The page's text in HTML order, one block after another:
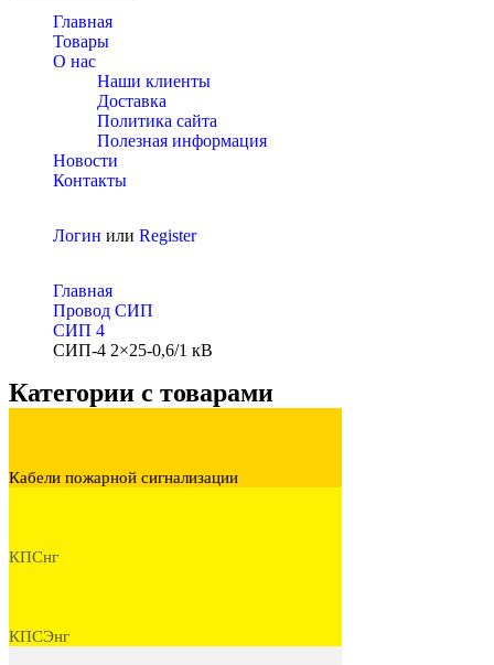
Главная
Товары
О нас
Наши клиенты
Доставка
Политика сайта
Полезная информация
Новости
Контакты
Логин или Register
Главная
Провод СИП
СИП 4
СИП-4 2×25-0,6/1 кВ
Категории с товарами
Кабели пожарной сигнализации
КПСнг
КПСЭнг